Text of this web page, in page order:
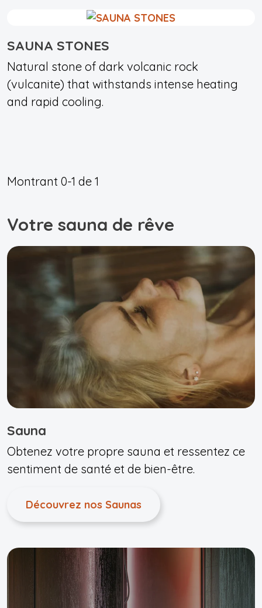
SAUNA STONES
Natural stone of dark volcanic rock
(vulcanite) that withstands intense heating
and rapid cooling.
Montrant 0-1 de 1
Votre sauna de rêve
Sauna
Obtenez votre propre sauna et ressentez ce
sentiment de santé et de bien-être.
Découvrez nos Saunas